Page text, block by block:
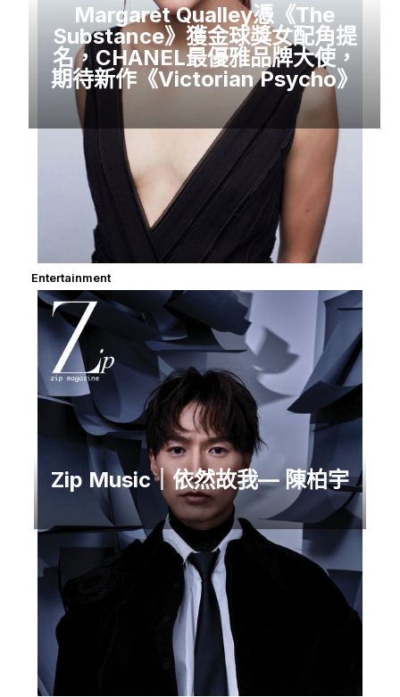
Margaret Qualley憑《The
Substance》獲金球獎女配角提
名，CHANEL最優雅品牌大使，
期待新作《Victorian Psycho》
Entertainment
Zip Music｜依然故我— 陳柏宇